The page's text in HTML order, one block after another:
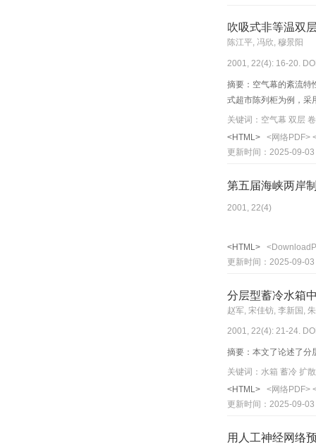
吹吸式非等温双
陈江平, 冯欣, 穆景阳
2001, 22(4): 16-20.
摘要：空气幕的紊流特
式超市陈列柜为例，采
关键词：空气幕 双层
<HTML>
<网络PDF>
更新时间：2025-09-03
第五届海峡两岸
2001, 22(4)
<HTML>
更新时间：2025-09-03
分层型蓄冷水箱
赵军, 宋佳钫, 李新国,
2001, 22(4): 21-24.
摘要：本文了论述了分
关键词：水箱 蓄冷 扩
<HTML>
<网络PDF>
更新时间：2025-09-03
用人工神经网络